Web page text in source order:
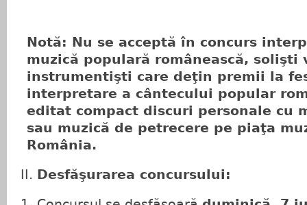
Notă: Nu se acceptă în concurs
muzică populară românească, solişti
instrumentişti care deţin premii la
interpretare a cântecului popular
editat compact discuri personale cu
sau muzică de petrecere pe piaţa
România.
Desfăşurarea concursului: